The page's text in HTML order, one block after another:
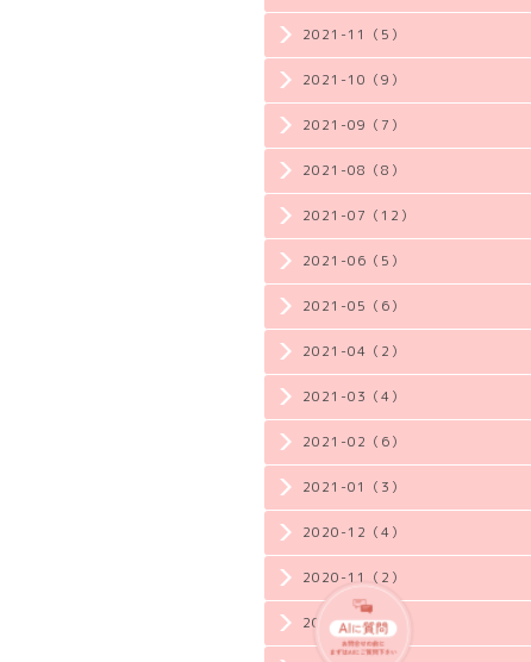
2021-11（5）
2021-10（9）
2021-09（7）
2021-08（8）
2021-07（12）
2021-06（5）
2021-05（6）
2021-04（2）
2021-03（4）
2021-02（6）
2021-01（3）
2020-12（4）
2020-11（2）
2020-10（3）